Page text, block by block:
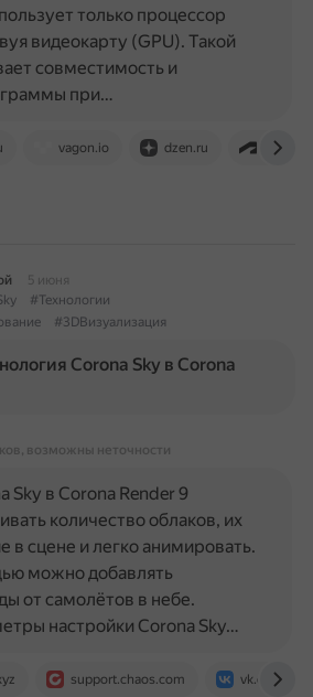
vagon.io dzen.ru
только процессор
видеокарту (GPU). Такой
совместимость и
при…
5 июня
#Технологии
#3DВизуализация
Corona Sky в Corona
возможны неточности
support.chaos.com vk.com
Sky в Corona Render 9
количество облаков, их
сцене и легко анимировать.
можно добавлять
от самолётов в небе.
настройки Corona Sky…